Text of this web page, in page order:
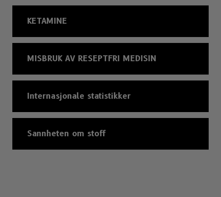
KETAMINE
MISBRUK AV RESEPTFRI MEDISIN
Internasjonale statistikker
Sannheten om stoff